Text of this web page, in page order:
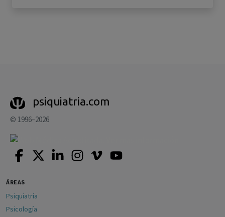
psiquiatria.com
© 1996–2026
ÁREAS
Psiquiatría
Psicología